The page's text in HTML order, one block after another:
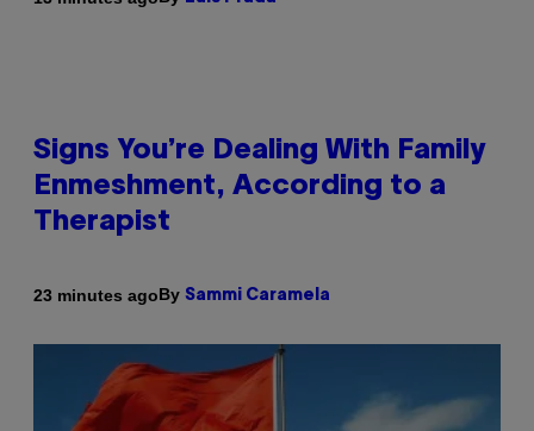
Signs You’re Dealing With Family
Enmeshment, According to a
Therapist
23 minutes agoBy Sammi Caramela